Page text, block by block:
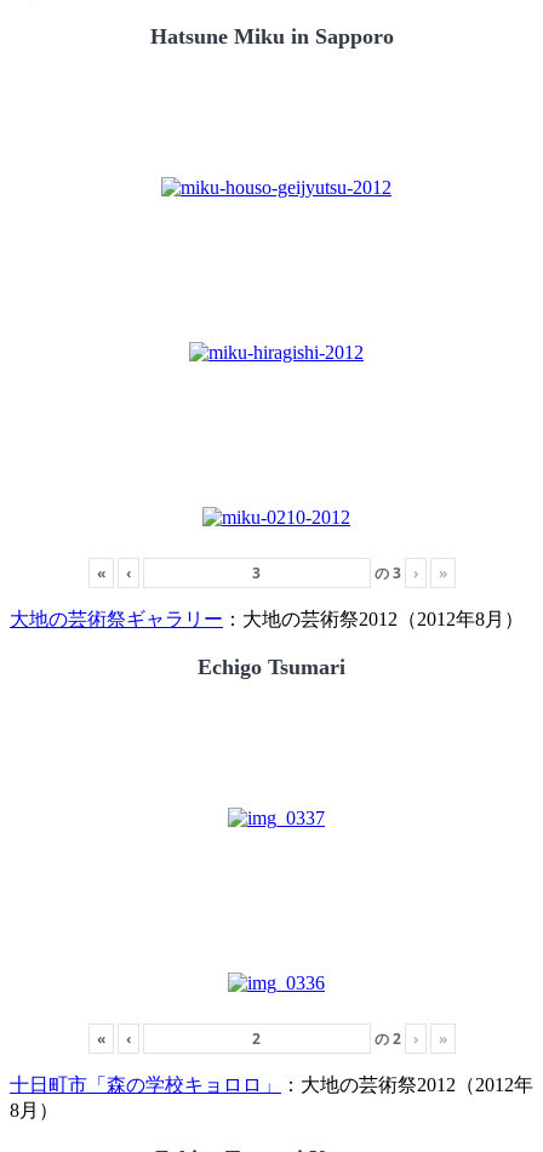
Hatsune Miku in Sapporo
« ‹ の3 › »
大地の芸術祭ギャラリー ：大地の芸術祭2012（2012年8月）
Echigo Tsumari
« ‹ の2 › »
十日町市「森の学校キョロロ」
：大地の芸術祭2012（2012年
8月）